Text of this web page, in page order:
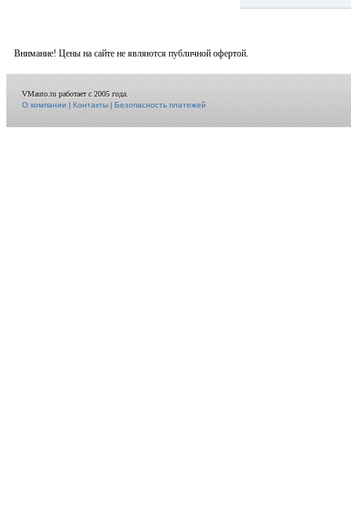
Внимание! Цены на сайте не являются публичной офертой.
VMauto.ru работает с 2005 года.
О компании|Контакты|Безопасность платежей